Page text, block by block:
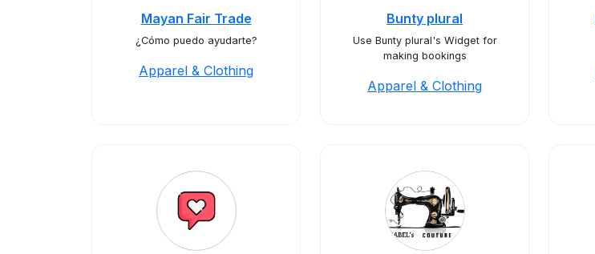
Mayan Fair Trade
¿Cómo puedo ayudarte?
Apparel & Clothing
Bunty plural
Use Bunty plural's Widget for
making bookings
Apparel & Clothing